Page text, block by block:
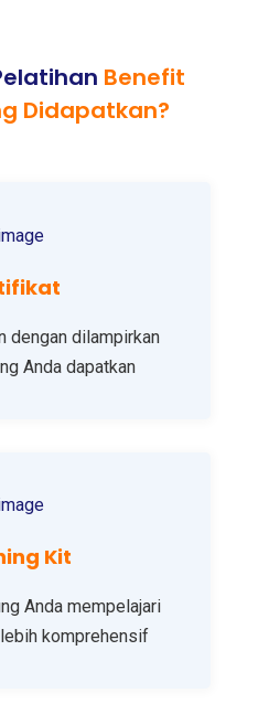
Benefit
Didapatkan?
dengan dilampirkan
Anda dapatkan
Kit
Anda mempelajari
komprehensif